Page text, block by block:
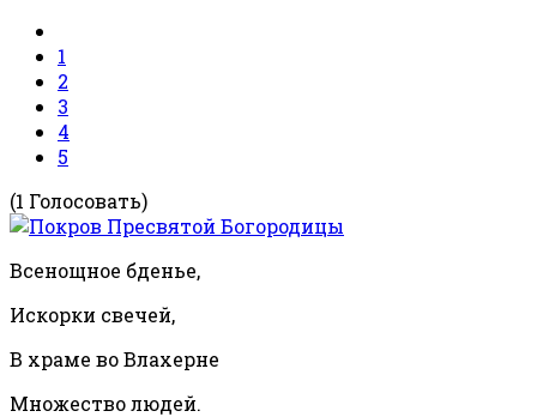
1
2
3
4
5
(1 Голосовать)
Всенощное бденье,
Искорки свечей,
В храме во Влахерне
Множество людей.